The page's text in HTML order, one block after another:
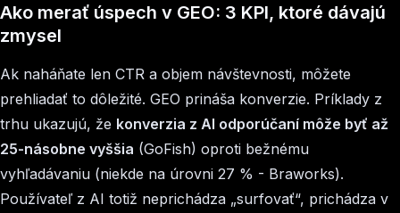
Ako merať úspech v GEO: 3 KPI, ktoré dávajú
zmysel
Ak naháňate len CTR a objem návštevnosti, môžete
prehliadať to dôležité. GEO prináša konverzie. Príklady z
trhu ukazujú, že konverzia z AI odporúčaní môže byť až
25-násobne vyššia (GoFish) oproti bežnému
vyhľadávaniu (niekde na úrovni 27 % - Braworks).
Používateľ z AI totiž neprichádza „surfovať“, prichádza v